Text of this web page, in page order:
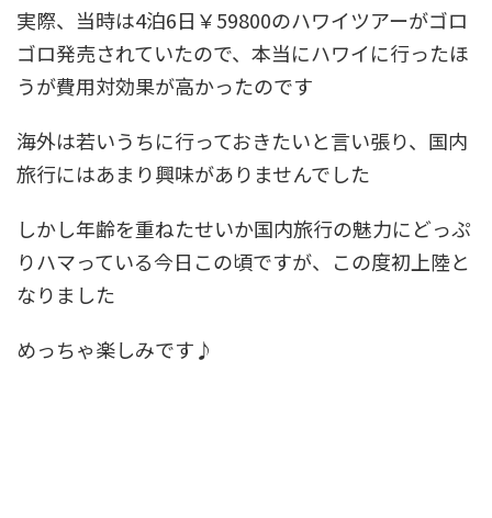
実際、当時は4泊6日￥59800のハワイツアーがゴロ
ゴロ発売されていたので、本当にハワイに行ったほ
うが費用対効果が高かったのです
海外は若いうちに行っておきたいと言い張り、国内
旅行にはあまり興味がありませんでした
しかし年齢を重ねたせいか国内旅行の魅力にどっぷ
りハマっている今日この頃ですが、この度初上陸と
なりました
めっちゃ楽しみです♪